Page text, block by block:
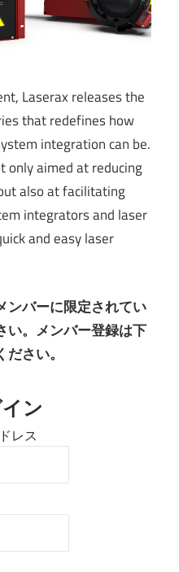
Laserax releases the
that redefines how
integration can be.
only aimed at reducing
also at facilitating
integrators and laser
and easy laser
ンバーに限定されてい
い。メンバー登録は下
さい。
ン
レス